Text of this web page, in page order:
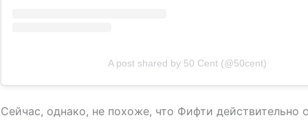
A post shared by 50 Cent (@50cent)
Сейчас, однако, не похоже, что Фифти действительно